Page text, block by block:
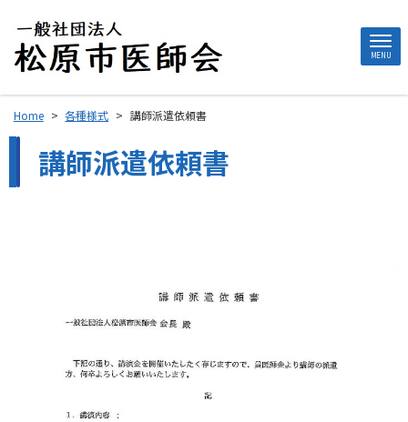
MENU
Home > 各種様式 > 講師派遣依頼書
講師派遣依頼書